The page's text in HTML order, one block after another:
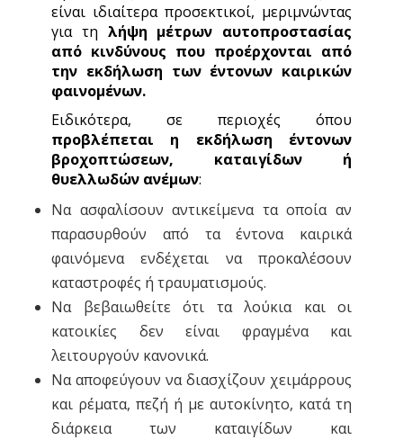
είναι ιδιαίτερα προσεκτικοί, μεριμνώντας
για τη λήψη μέτρων αυτοπροστασίας
από κινδύνους που προέρχονται από
την εκδήλωση των έντονων καιρικών
φαινομένων.
Ειδικότερα, σε περιοχές όπου
προβλέπεται η εκδήλωση έντονων
βροχοπτώσεων, καταιγίδων ή
θυελλωδών ανέμων:
Να ασφαλίσουν αντικείμενα τα οποία αν
παρασυρθούν από τα έντονα καιρικά
φαινόμενα ενδέχεται να προκαλέσουν
καταστροφές ή τραυματισμούς.
Να βεβαιωθείτε ότι τα λούκια και οι
κατοικίες δεν είναι φραγμένα και
λειτουργούν κανονικά.
Να αποφεύγουν να διασχίζουν χειμάρρους
και ρέματα, πεζή ή με αυτοκίνητο, κατά τη
διάρκεια των καταιγίδων και